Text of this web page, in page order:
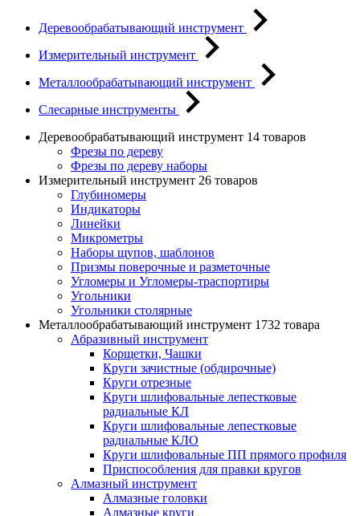
Деревообрабатывающий инструмент
Измерительный инструмент
Металлообрабатывающий инструмент
Слесарные инструменты
Деревообрабатывающий инструмент 14 товаров
Фрезы по дереву
Фрезы по дереву наборы
Измерительный инструмент 26 товаров
Глубиномеры
Индикаторы
Линейки
Микрометры
Наборы щупов, шаблонов
Призмы поверочные и разметочные
Угломеры и Угломеры-траспортиры
Угольники
Угольники столярные
Металлообрабатывающий инструмент 1732 товара
Абразивный инструмент
Корщетки, Чашки
Круги зачистные (обдирочные)
Круги отрезные
Круги шлифовальные лепестковые
радиальные КЛ
Круги шлифовальные лепестковые
радиальные КЛО
Круги шлифовальные ПП прямого профиля
Приспособления для правки кругов
Алмазный инструмент
Алмазные головки
Алмазные круги